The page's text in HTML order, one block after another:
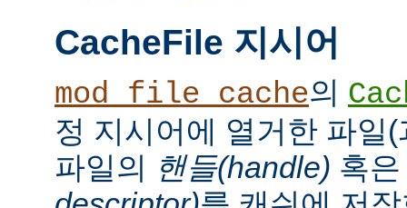
CacheFile 지시어
mod_file_cache의
정 지시어에 열거한 파일
파일의 핸들(handle) 혹